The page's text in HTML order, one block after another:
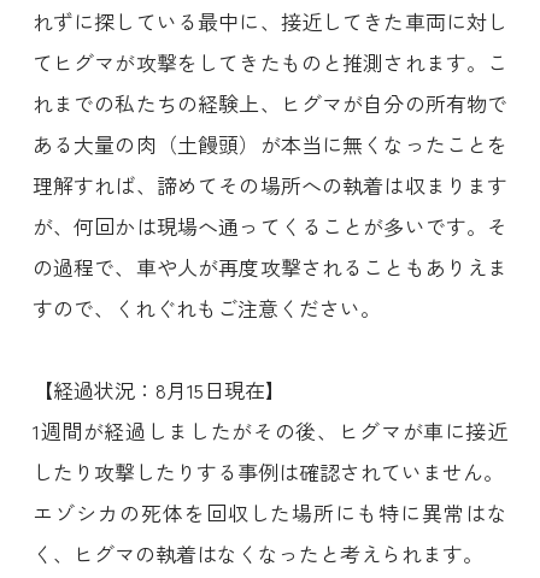
れずに探している最中に、接近してきた車両に対し
てヒグマが攻撃をしてきたものと推測されます。こ
れまでの私たちの経験上、ヒグマが自分の所有物で
ある大量の肉（土饅頭）が本当に無くなったことを
理解すれば、諦めてその場所への執着は収まります
が、何回かは現場へ通ってくることが多いです。そ
の過程で、車や人が再度攻撃されることもありえま
すので、くれぐれもご注意ください。
【経過状況：8月15日現在】
1週間が経過しましたがその後、ヒグマが車に接近
したり攻撃したりする事例は確認されていません。
エゾシカの死体を回収した場所にも特に異常はな
く、ヒグマの執着はなくなったと考えられます。